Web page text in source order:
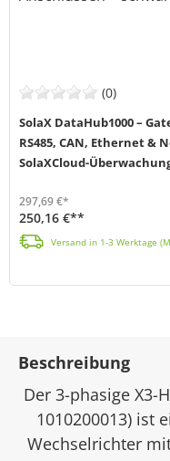
(0)
SolaX DataHub1000 –
RS485, CAN, Ethernet &
SolaXCloud-
297,69 €*
250,16 €**
Versand in 1-3 Werktage
Beschreibung
Der 3-phasige X3-
1010200013) ist
Wechselrichter